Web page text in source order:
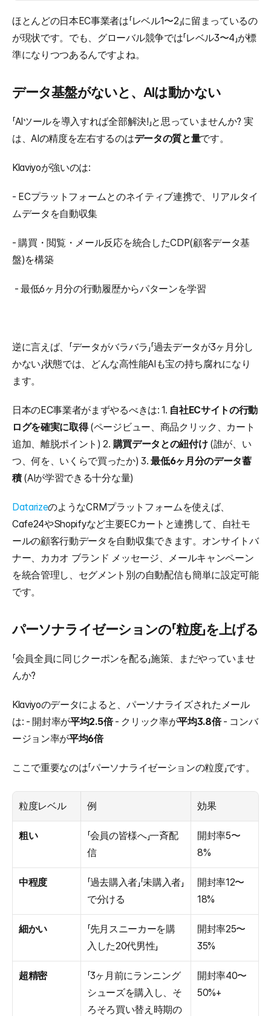
ほとんどの日本EC事業者は「レベル1〜2」に留まっているの
が現状です。でも、グローバル競争では「レベル3〜4」が標
準になりつつあるんですよね。
データ基盤がないと、AIは動かない
「AIツールを導入すれば全部解決!」と思っていませんか? 実
は、AIの精度を左右するのはデータの質と量です。
Klaviyoが強いのは:
- ECプラットフォームとのネイティブ連携で、リアルタイ
ムデータを自動収集
- 購買・閲覧・メール反応を統合したCDP(顧客データ基
盤)を構築
- 最低6ヶ月分の行動履歴からパターンを学習
逆に言えば、「データがバラバラ」「過去データが3ヶ月分し
かない」状態では、どんな高性能AIも宝の持ち腐れになり
ます。
日本のEC事業者がまずやるべきは: 1. 自社ECサイトの行動
ログを確実に取得 (ページビュー、商品クリック、カート
追加、離脱ポイント) 2. 購買データとの紐付け (誰が、い
つ、何を、いくらで買ったか) 3. 最低6ヶ月分のデータ蓄
積 (AIが学習できる十分な量)
DatarizeのようなCRMプラットフォームを使えば、
Cafe24やShopifyなど主要ECカートと連携して、自社モ
ールの顧客行動データを自動収集できます。オンサイトバ
ナー、カカオ ブランド メッセージ、メールキャンペーン
を統合管理し、セグメント別の自動配信も簡単に設定可能
です。
パーソナライゼーションの「粒度」を上げる
「会員全員に同じクーポンを配る」施策、まだやっていませ
んか?
Klaviyoのデータによると、パーソナライズされたメール
は: - 開封率が平均2.5倍 - クリック率が平均3.8倍 - コンバ
ージョン率が平均6倍
ここで重要なのは「パーソナライゼーションの粒度」です。
粒度レベル 例 効果
粗い
「会員の皆様へ」一斉配
信
開封率5〜
8%
中程度
「過去購入者」「未購入者」
で分ける
開封率12〜
18%
細かい
「先月スニーカーを購
入した20代男性」
開封率25〜
35%
超精密
「3ヶ月前にランニング
シューズを購入し、そ
ろそろ買い替え時期の
開封率40〜
50%+